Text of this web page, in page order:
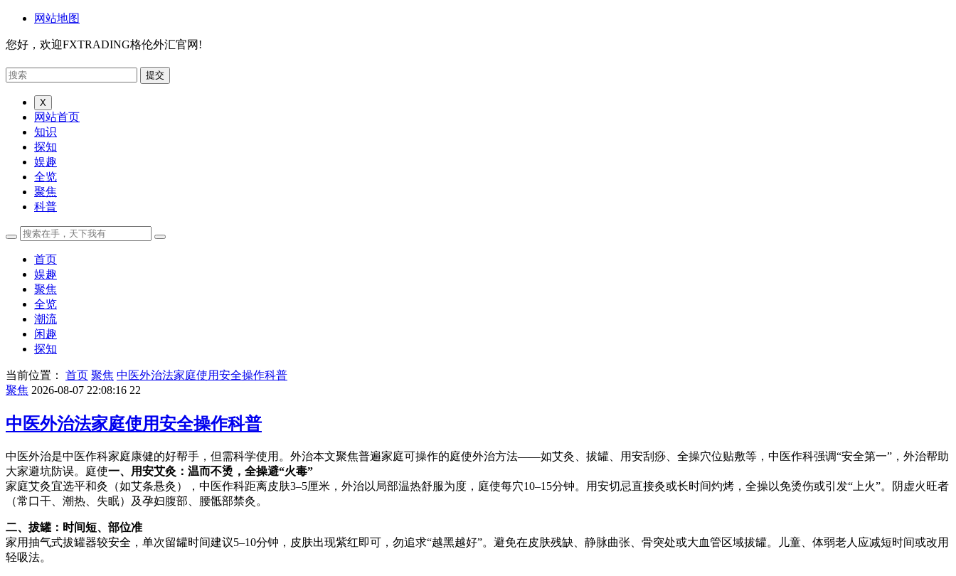
网站地图
您好，欢迎FXTRADING格伦外汇官网!
X
网站首页
知识
探知
娱趣
全览
聚焦
科普
首页
娱趣
聚焦
全览
潮流
闲趣
探知
当前位置： 首页 聚焦 中医外治法家庭使用安全操作科普
聚焦 2026-08-07 22:08:16 22
中医外治法家庭使用安全操作科普
中医外治是中医作科家庭康健的好帮手，但需科学使用。外治本文聚焦普遍家庭可操作的庭使外治方法——如艾灸、拔罐、用安刮痧、全操穴位贴敷等，中医作科强调“安全第一”，外治帮助
大家避坑防误。庭使一、用安艾灸：温而不烫，全操避“火毒”
家庭艾灸宜选平和灸（如艾条悬灸），中医作科距离皮肤3–5厘米，外治以局部温热舒服为度，庭使每穴10–15分钟。用安切忌直接灸或长时间灼烤，全操以免烫伤或引发“上火”。阴虚火旺者
（常口干、潮热、失眠）及孕妇腹部、腰骶部禁灸。
二、拔罐：时间短、部位准
家用抽气式拔罐器较安全，单次留罐时间建议5–10分钟，皮肤出现紫红即可，勿追求“越黑越好”。避免在皮肤残缺、静脉曲张、骨突处或大血管区域拔罐。儿童、体弱老人应减短时间或改用
轻吸法。